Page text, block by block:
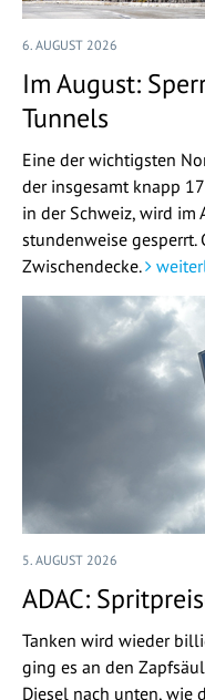
6. AUGUST 2026
Im August:
Tunnels
Eine der wichtigsten
der insgesamt knapp
in der Schweiz, wird
stundenweise gesperrt.
Zwischendecke.
5. AUGUST 2026
ADAC:
Tanken wird wieder
ging es an den
Diesel nach unten, wie